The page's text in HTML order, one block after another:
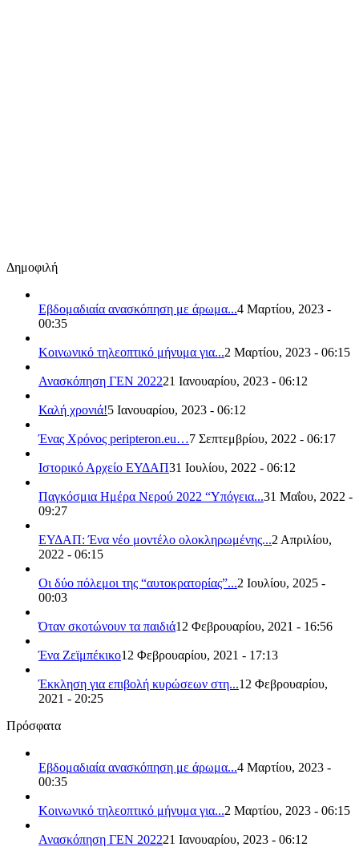
Δημοφιλή
Εβδομαδιαία ανασκόπηση με άρωμα...4 Μαρτίου, 2023 -
00:35
Κοινωνικό τηλεοπτικό μήνυμα για...2 Μαρτίου, 2023 - 06:15
Ανασκόπηση ΓΕΝ 202221 Ιανουαρίου, 2023 - 06:12
Καλή χρονιά!5 Ιανουαρίου, 2023 - 06:12
Ένας Χρόνος peripteron.eu…7 Σεπτεμβρίου, 2022 - 06:17
Ιστορικό Αρχείο ΕΥΔΑΠ31 Ιουλίου, 2022 - 06:12
Παγκόσμια Ημέρα Νερού 2022 “Υπόγεια...31 Μαΐου, 2022 -
09:27
ΕΥΔΑΠ: Ένα νέο μοντέλο ολοκληρωμένης...2 Απριλίου,
2022 - 06:15
Οι δύο πόλεμοι της “αυτοκρατορίας”...2 Ιουλίου, 2025 -
00:03
Όταν σκοτώνουν τα παιδιά12 Φεβρουαρίου, 2021 - 16:56
Ένα Ζεϊμπέκικο12 Φεβρουαρίου, 2021 - 17:13
Έκκληση για επιβολή κυρώσεων στη...12 Φεβρουαρίου,
2021 - 20:25
Πρόσφατα
Εβδομαδιαία ανασκόπηση με άρωμα...4 Μαρτίου, 2023 -
00:35
Κοινωνικό τηλεοπτικό μήνυμα για...2 Μαρτίου, 2023 - 06:15
Ανασκόπηση ΓΕΝ 202221 Ιανουαρίου, 2023 - 06:12